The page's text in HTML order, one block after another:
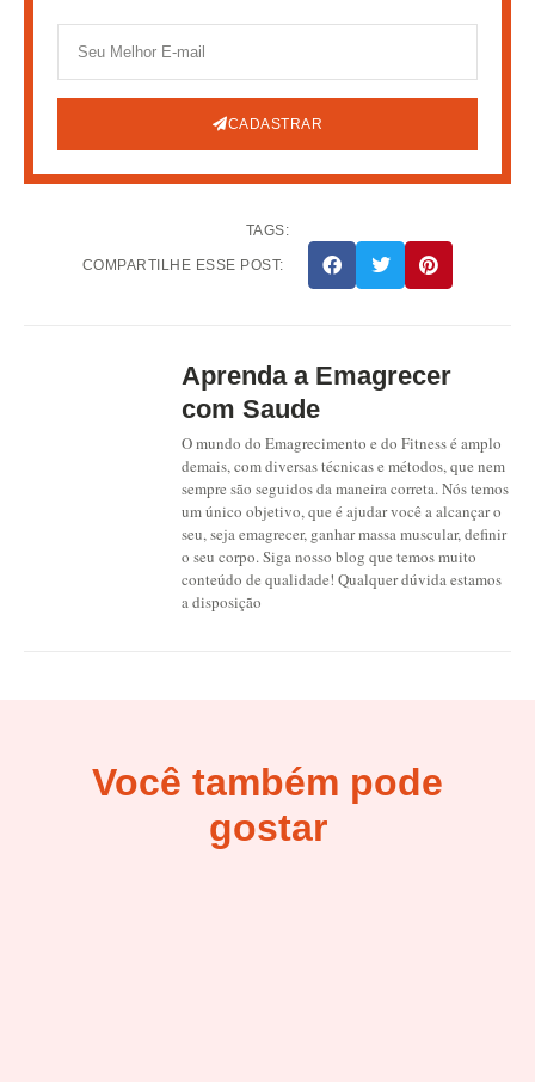
CADASTRAR
TAGS:
COMPARTILHE ESSE POST:
Aprenda a Emagrecer
com Saude
O mundo do Emagrecimento e do Fitness é amplo
demais, com diversas técnicas e métodos, que nem
sempre são seguidos da maneira correta. Nós temos
um único objetivo, que é ajudar você a alcançar o
seu, seja emagrecer, ganhar massa muscular, definir
o seu corpo. Siga nosso blog que temos muito
conteúdo de qualidade! Qualquer dúvida estamos
a disposição
Você também pode
gostar